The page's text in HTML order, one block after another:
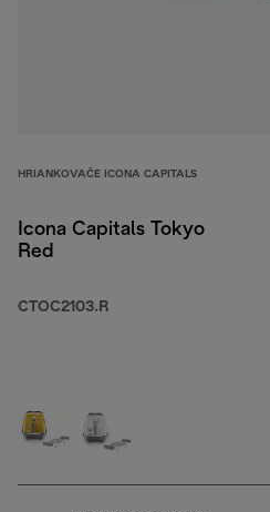
HRIANKOVAČE ICONA CAPITALS
Icona Capitals Tokyo
Red
CTOC2103.R